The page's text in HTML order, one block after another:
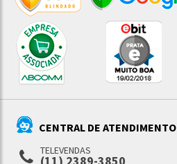
CENTRAL DE ATENDIMENTO
TELEVENDAS
(11) 2389-3850